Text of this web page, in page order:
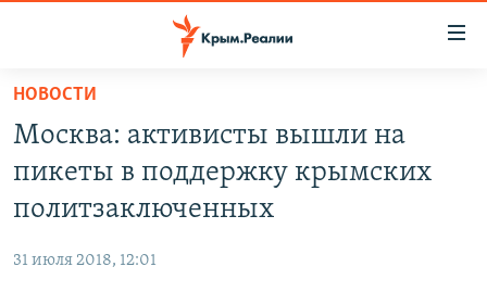
Вернуться
основному
содержанию
главной
11 ЛЕТ ОККУПАЦИИ КРЫМА. 11 ИСТОРИЙ СОПРОТИВЛЕНИЯ
ЕЩЕ
НОВОСТИ
Москва: активисты вышли на
пикеты в поддержку крымских
политзаключенных
31 июля 2018, 12:01